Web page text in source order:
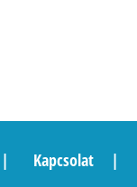
Kapcsolat